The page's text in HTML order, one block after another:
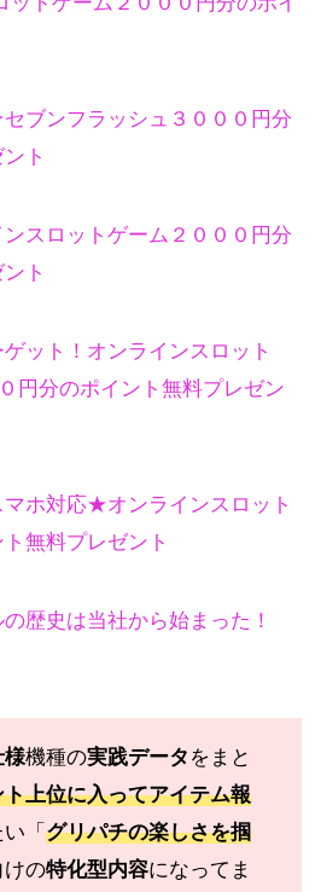
ブンフラッシュ３０００円分
ト
スロットゲーム２０００円分
ト
ット！オンラインスロット
円分のポイント無料プレゼン
ホ対応★オンラインスロット
無料プレゼント
歴史は当社から始まった！
様機種の実践データ をまと
上位に入ってアイテム報
「 グリパチの楽しさを掴
けの特化型内容になってま